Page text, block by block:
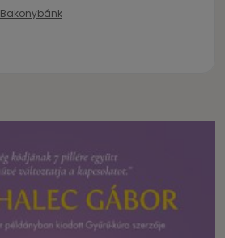
Bakonybánk